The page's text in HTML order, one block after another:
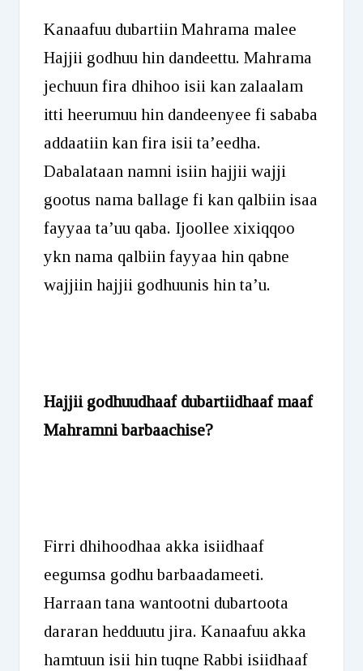
Kanaafuu dubartiin Mahrama malee
Hajjii godhuu hin dandeettu. Mahrama
jechuun fira dhihoo isii kan zalaalam
itti heerumuu hin dandeenyee fi sababa
addaatiin kan fira isii ta’eedha.
Dabalataan namni isiin hajjii wajji
gootus nama ballage fi kan qalbiin isaa
fayyaa ta’uu qaba. Ijoollee xixiqqoo
ykn nama qalbiin fayyaa hin qabne
wajjiin hajjii godhuunis hin ta’u.
Hajjii godhuudhaaf dubartiidhaaf maaf
Mahramni barbaachise?
Firri dhihoodhaa akka isiidhaaf
eegumsa godhu barbaadameeti.
Harraan tana wantootni dubartoota
dararan hedduutu jira. Kanaafuu akka
hamtuun isii hin tuqne Rabbi isiidhaaf